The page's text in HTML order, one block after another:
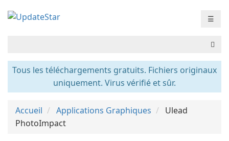
☰
Tous les téléchargements gratuits. Fichiers originaux
uniquement. Virus vérifié et sûr.
Accueil Applications Graphiques
Ulead
PhotoImpact